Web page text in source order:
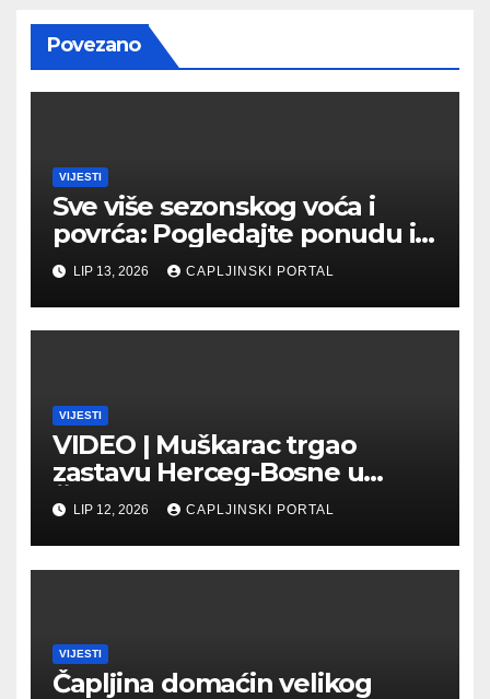
Povezano
VIJESTI
Sve više sezonskog voća i
povrća: Pogledajte ponudu i
cijene na čapljinskoj
Veletržnici
LIP 13, 2026 CAPLJINSKI PORTAL
VIJESTI
VIDEO | Muškarac trgao
zastavu Herceg-Bosne u
Čapljini: Traži se hitno
uhićenje
LIP 12, 2026 CAPLJINSKI PORTAL
VIJESTI
Čapljina domaćin velikog